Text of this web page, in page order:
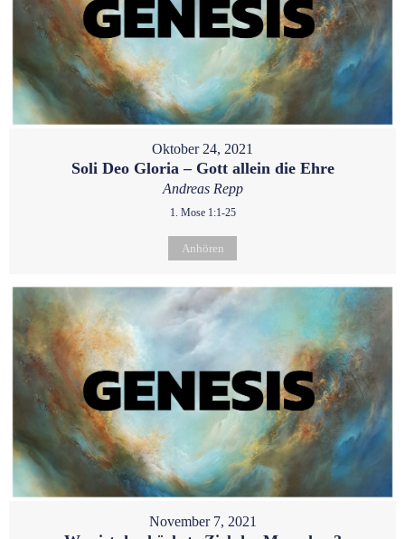
Oktober 24, 2021
Soli Deo Gloria – Gott allein die Ehre
Andreas Repp
1. Mose 1:1-25
Anhören
November 7, 2021